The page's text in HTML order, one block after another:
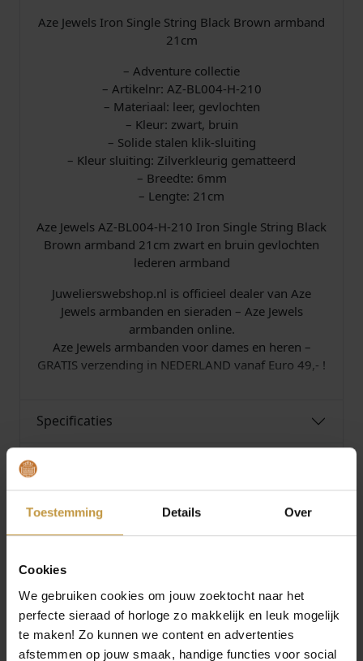
Toestemming Details Over
Cookies
We gebruiken cookies om jouw zoektocht naar het
perfecte sieraad of horloge zo makkelijk en leuk mogelijk
te maken! Zo kunnen we content en advertenties
afstemmen op jouw smaak, handige functies voor social
m
A
Z
B
L
-
H
1
0
a
n
Aze Jewels Iron Single String Black Brown armband
21cm
– Adventure collectie
– Artikelnr: AZ-BL004-H-210
– Materiaal: leer, gevlochten
– Kleur: zwart, bruin
– Solide stalen klik-sluiting
– Kleur sluiting: Zilverkleurig gematteerd
– Breedte: 6mm
– Lengte: 21cm
Aze Jewels AZ-BL004-H-210 Iron Single String Black
Brown armband 21cm zwart en bruin gevlochten
lederen armband
Juwelierswebshop.nl is officieel dealer van Aze
Jewels armbanden en sieraden – Aze Jewels
armbanden online.
Aze Jewels armbanden voor dames en heren –
GRATIS verzending in NEDERLAND vanaf Euro 49,- !
Specificaties
MEER VAN AZE JEWELS
€44,90
AZE JEWELS IRON
DOUBLE SLIM STRING
€44,90
AZE JEWELS IRON
DOUBLE SLIM STRING